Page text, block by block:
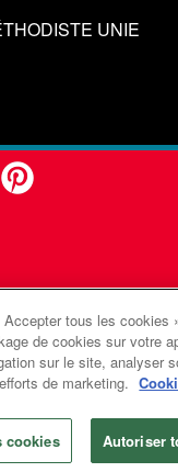
UNIE
Communications est
Méthodiste Unie
Méthodistes
réservés
tous les cookies
de cookies sur votre
sur le site, analyser
de marketing.
cookies Autoriser